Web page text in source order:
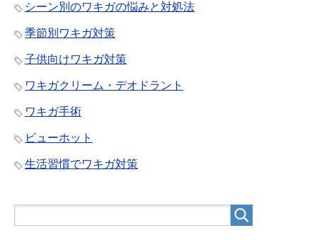
シーン別のワキガの悩みと対処法
季節別ワキガ対策
子供向けワキガ対策
ワキガクリーム・デオドラント
ワキガ手術
ビューホット
生活習慣でワキガ対策